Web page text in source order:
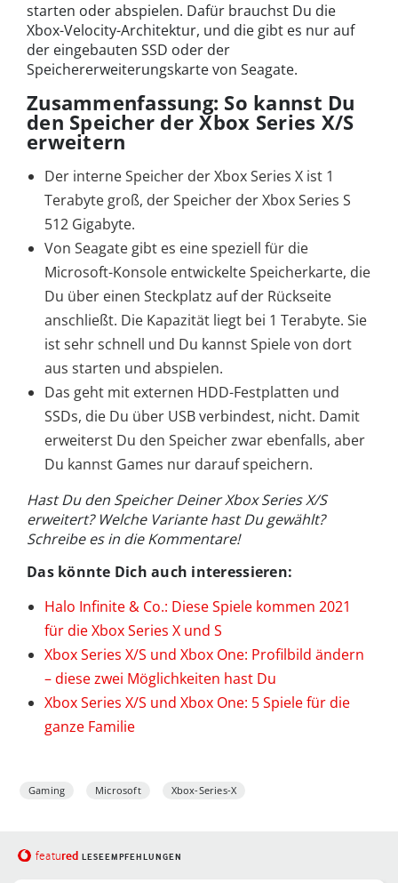
starten oder abspielen. Dafür brauchst Du die
Xbox-Velocity-Architektur, und die gibt es nur auf
der eingebauten SSD oder der
Speichererweiterungskarte von Seagate.
Zusammenfassung: So kannst Du
den Speicher der Xbox Series X/S
erweitern
Der interne Speicher der Xbox Series X ist 1
Terabyte groß, der Speicher der Xbox Series S
512 Gigabyte.
Von Seagate gibt es eine speziell für die
Microsoft-Konsole entwickelte Speicherkarte, die
Du über einen Steckplatz auf der Rückseite
anschließt. Die Kapazität liegt bei 1 Terabyte. Sie
ist sehr schnell und Du kannst Spiele von dort
aus starten und abspielen.
Das geht mit externen HDD-Festplatten und
SSDs, die Du über USB verbindest, nicht. Damit
erweiterst Du den Speicher zwar ebenfalls, aber
Du kannst Games nur darauf speichern.
Hast Du den Speicher Deiner Xbox Series X/S
erweitert? Welche Variante hast Du gewählt?
Schreibe es in die Kommentare!
Das könnte Dich auch interessieren:
Halo Infinite & Co.: Diese Spiele kommen 2021
für die Xbox Series X und S
Xbox Series X/S und Xbox One: Profilbild ändern
– diese zwei Möglichkeiten hast Du
Xbox Series X/S und Xbox One: 5 Spiele für die
ganze Familie
Gaming Microsoft Xbox-Series-X
featured LESEEMPFEHLUNGEN